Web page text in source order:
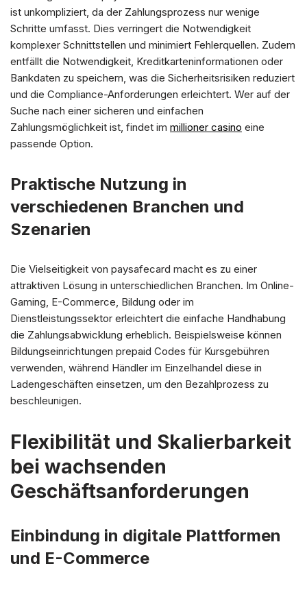
ist unkompliziert, da der Zahlungsprozess nur wenige
Schritte umfasst. Dies verringert die Notwendigkeit
komplexer Schnittstellen und minimiert Fehlerquellen. Zudem
entfällt die Notwendigkeit, Kreditkarteninformationen oder
Bankdaten zu speichern, was die Sicherheitsrisiken reduziert
und die Compliance-Anforderungen erleichtert. Wer auf der
Suche nach einer sicheren und einfachen
Zahlungsmöglichkeit ist, findet im millioner casino eine
passende Option.
Praktische Nutzung in
verschiedenen Branchen und
Szenarien
Die Vielseitigkeit von paysafecard macht es zu einer
attraktiven Lösung in unterschiedlichen Branchen. Im Online-
Gaming, E-Commerce, Bildung oder im
Dienstleistungssektor erleichtert die einfache Handhabung
die Zahlungsabwicklung erheblich. Beispielsweise können
Bildungseinrichtungen prepaid Codes für Kursgebühren
verwenden, während Händler im Einzelhandel diese in
Ladengeschäften einsetzen, um den Bezahlprozess zu
beschleunigen.
Flexibilität und Skalierbarkeit
bei wachsenden
Geschäftsanforderungen
Einbindung in digitale Plattformen
und E-Commerce